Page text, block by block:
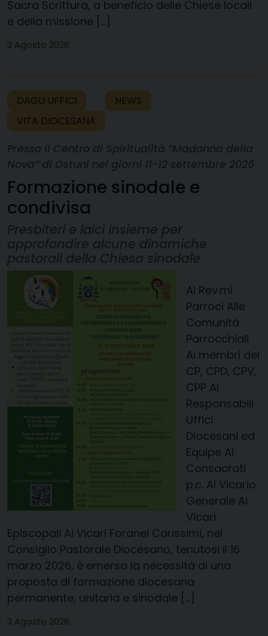
Sacra Scrittura, a beneficio delle Chiese locali
e della missione […]
3 Agosto 2026
DAGLI UFFICI
NEWS
VITA DIOCESANA
Formazione sinodale e
condivisa
Ai Rev.mi
Parroci Alle
Comunità
Parrocchiali
Ai membri del
CP, CPD, CPV,
CPP Ai
Responsabili
Uffici
Diocesani ed
Equipe Ai
Consacrati
p.c. Al Vicario
Generale Ai
Vicari
Episcopali Ai Vicari Foranei Carissimi, nel
Consiglio Pastorale Diocesano, tenutosi il 16
marzo 2026, è emersa la necessità di una
proposta di formazione diocesana
permanente, unitaria e sinodale […]
3 Agosto 2026